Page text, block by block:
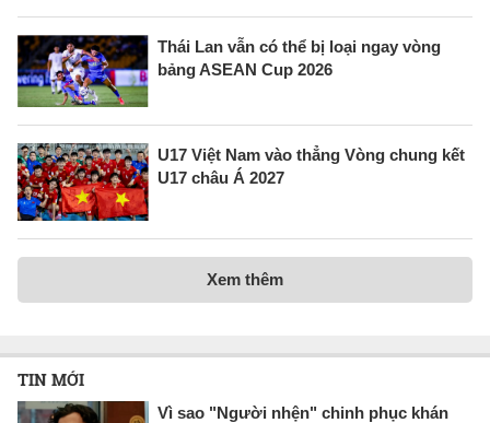
Thái Lan vẫn có thể bị loại ngay vòng
bảng ASEAN Cup 2026
U17 Việt Nam vào thẳng Vòng chung kết
U17 châu Á 2027
Xem thêm
TIN MỚI
Vì sao "Người nhện" chinh phục khán